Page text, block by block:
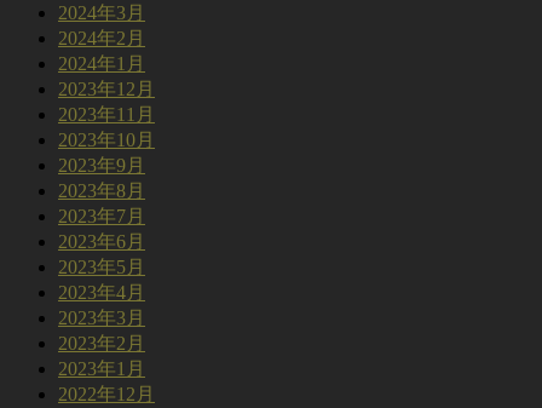
2024年3月
2024年2月
2024年1月
2023年12月
2023年11月
2023年10月
2023年9月
2023年8月
2023年7月
2023年6月
2023年5月
2023年4月
2023年3月
2023年2月
2023年1月
2022年12月